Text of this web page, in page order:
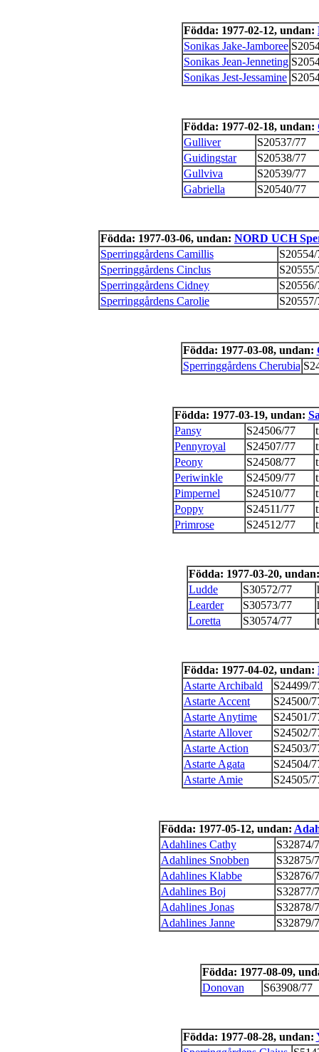
Födda: 1977-02-12, undan:
Sonikas Jake-Jamboree
Sonikas Jean-Jenneting
Sonikas Jest-Jessamine
Födda: 1977-02-18, undan:
Gulliver
S20537/77
Guidingstar
S20538/77
Gullviva
S20539/77
Gabriella
S20540/77
Födda: 1977-03-06, undan: NORD UCH
Sperringgårdens Camillis
Sperringgårdens Cinclus
Sperringgårdens Cidney
Sperringgårdens Carolie
Födda: 1977-03-08, undan:
Sperringgårdens Cherubia
Födda: 1977-03-19, undan:
Pansy
S24506/77
Pennyroyal
S24507/77
Peony
S24508/77
Periwinkle
S24509/77
Pimpernel
S24510/77
Poppy
S24511/77
Primrose
S24512/77
Födda: 1977-03-20,
Ludde
S30572/77
Learder
S30573/77
Loretta
S30574/77
Födda: 1977-04-02, undan:
Astarte Archibald
S24499/
Astarte Accent
S24500/
Astarte Anytime
S24501/
Astarte Allover
S24502/
Astarte Action
S24503/
Astarte Agata
S24504/
Astarte Amie
S24505/
Födda: 1977-05-12, undan:
Adahlines Cathy
S32874/
Adahlines Snobben
S32875/
Adahlines Klabbe
S32876/
Adahlines Boj
S32877/
Adahlines Jonas
S32878/
Adahlines Janne
S32879/
Födda: 1977-08-09,
Donovan
S63908/77
Födda: 1977-08-28, undan: